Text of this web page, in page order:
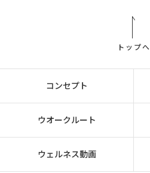
トップへ
コンセプト
ウオークルート
ウェルネス動画